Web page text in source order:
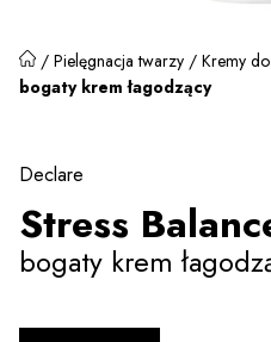
/ Pielęgnacja twarzy / Kremy
bogaty krem łagodzący
Declare
Stress
bogaty krem